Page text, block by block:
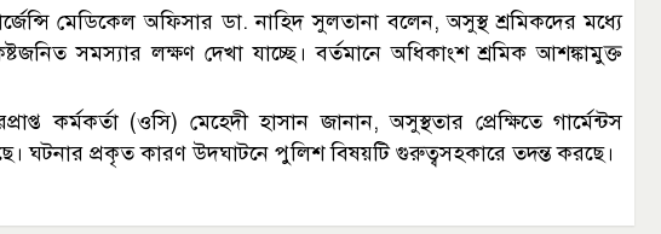
মেডিকেল অফিসার ডা. নাহিদ সুলতানা বলেন, অসুস্থ শ্রমিকদের মধ্যে
সমস্যার লক্ষণ দেখা যাচ্ছে। বর্তমানে অধিকাংশ শ্রমিক আশঙ্কামুক্ত
কর্মকর্তা (ওসি) মেহেদী হাসান জানান, অসুস্থতার প্রেক্ষিতে গার্মেন্টস
ঘটনার প্রকৃত কারণ উদঘাটনে পুলিশ বিষয়টি গুরুত্বসহকারে তদন্ত করছে।